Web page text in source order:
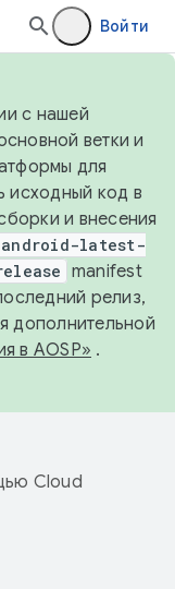
Войти
с нашей
ветки и
для
исходный код в
и внесения
android-latest-
manifest
релиз,
дополнительной
в AOSP» .
Cloud